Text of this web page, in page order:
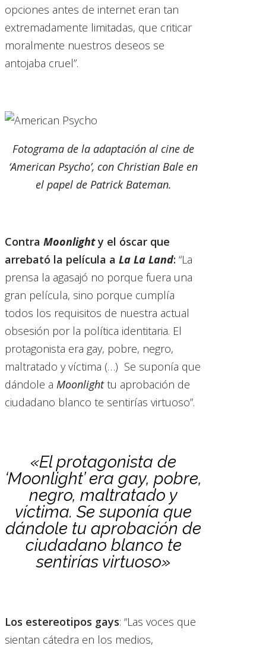
opciones antes de internet eran tan
extremadamente limitadas, que criticar
moralmente nuestros deseos se
antojaba cruel”.
Fotograma de la adaptación al cine de
‘American Psycho’, con Christian Bale en
el papel de Patrick Bateman.
Contra Moonlighty el óscar que
arrebató la película a La La Land: “La
prensa la agasajó no porque fuera una
gran película, sino porque cumplía
todos los requisitos de nuestra actual
obsesión por la política identitaria. El
protagonista era gay, pobre, negro,
maltratado y víctima (…) Se suponía que
dándole a Moonlighttu aprobación de
ciudadano blanco te sentirías virtuoso”.
«El protagonista de
‘Moonlight’ era gay, pobre,
negro, maltratado y
víctima. Se suponía que
dándole tu aprobación de
ciudadano blanco te
sentirías virtuoso»
Los estereotipos gays: “Las voces que
sientan cátedra en los medios,